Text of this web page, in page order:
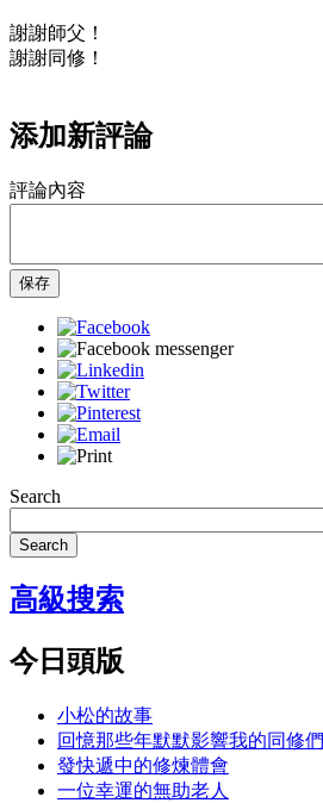
謝謝師父！
謝謝同修！
添加新評論
評論內容
保存
Search
Search
高級搜索
今日頭版
小松的故事
回憶那些年默默影響我的同修們
發快遞中的修煉體會
一位幸運的無助老人